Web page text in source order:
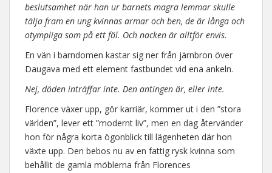
beslutsamhet när han ur barnets magra lemmar skulle
tälja fram en ung kvinnas armar och ben, de är långa och
otympliga som på ett föl. Och nacken är alltför envis.
En vän i barndomen kastar sig ner från järnbron över
Daugava med ett element fastbundet vid ena ankeln.
Nej, döden inträffar inte. Den antingen är, eller inte.
Florence växer upp, gör karriär, kommer ut i den ”stora
världen”, lever ett ”modernt liv”, men en dag återvänder
hon för några korta ögonblick till lägenheten där hon
växte upp. Den bebos nu av en fattig rysk kvinna som
behållit de gamla möblerna från Florences